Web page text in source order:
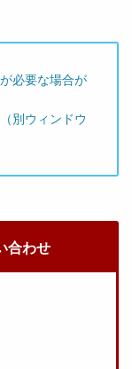
必要な場合が
（別ウィンドウ
合わせ